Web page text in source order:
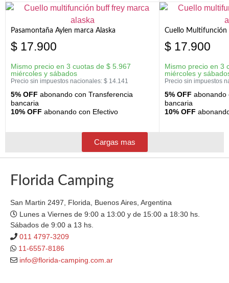
Pasamontaña Aylen marca Alaska
$ 17.900
Mismo precio en 3 cuotas de $ 5.967
miércoles y sábados
Precio sin impuestos nacionales: $ 14.141
5% OFF abonando con Transferencia
bancaria
10% OFF abonando con Efectivo
Cuello Multifunción
$ 17.900
Mismo precio en 3
miércoles y
Precio sin impuestos
5% OFF abonando
bancaria
10% OFF
Cargas mas
Florida Camping
San Martin 2497, Florida, Buenos Aires, Argentina
Lunes a Viernes de 9:00 a 13:00 y de 15:00 a 18:30 hs.
Sábados de 9:00 a 13 hs.
011 4797-3209
11-6557-8186
info@florida-camping.com.ar